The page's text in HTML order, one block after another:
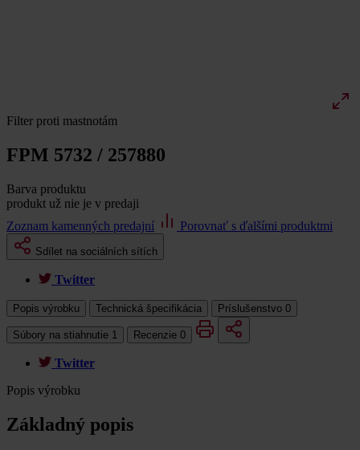
Filter proti mastnotám
FPM 5732 / 257880
Barva produktu
produkt už nie je v predaji
Zoznam kamenných predajní
Porovnať s ďalšími produktmi
Sdílet na sociálních sítích
Twitter
Popis výrobku Technická špecifikácia Príslušenstvo 0
Súbory na stiahnutie 1 Recenzie 0
Twitter
Popis výrobku
Základný popis